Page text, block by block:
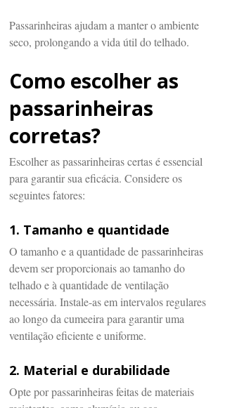
Passarinheiras ajudam a manter o ambiente
seco, prolongando a vida útil do telhado.
Como escolher as
passarinheiras
corretas?
Escolher as passarinheiras certas é essencial
para garantir sua eficácia. Considere os
seguintes fatores:
1. Tamanho e quantidade
O tamanho e a quantidade de passarinheiras
devem ser proporcionais ao tamanho do
telhado e à quantidade de ventilação
necessária. Instale-as em intervalos regulares
ao longo da cumeeira para garantir uma
ventilação eficiente e uniforme.
2. Material e durabilidade
Opte por passarinheiras feitas de materiais